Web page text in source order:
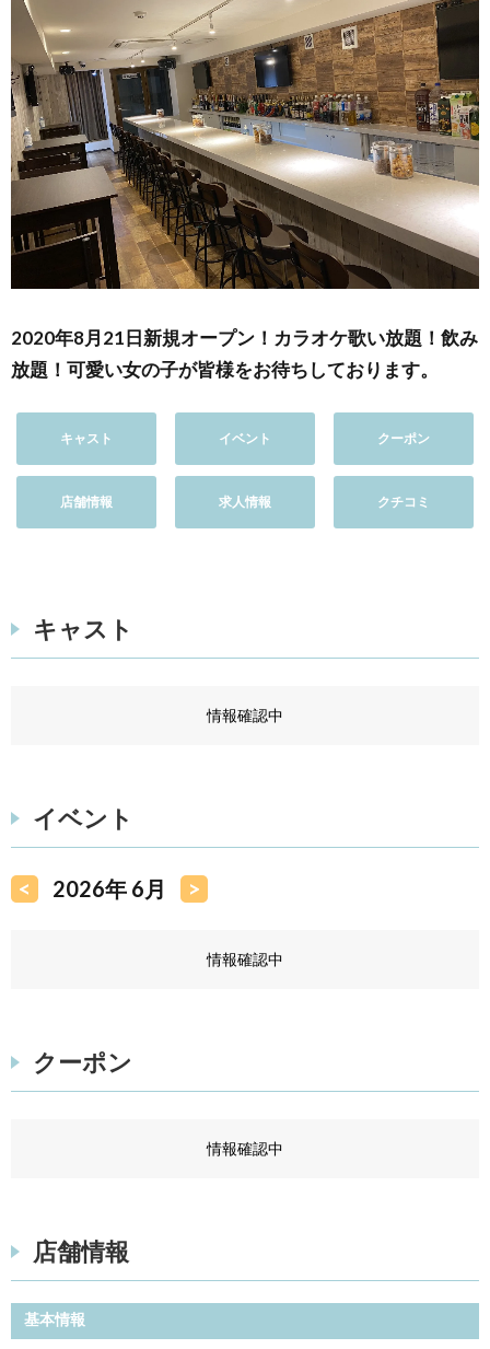
2020年8月21日新規オープン！カラオケ歌い放題！飲み
放題！可愛い女の子が皆様をお待ちしております。
キャスト イベント クーポン
店舗情報 求人情報 クチコミ
キャスト
情報確認中
イベント
< 2026年 6月 >
情報確認中
クーポン
情報確認中
店舗情報
基本情報